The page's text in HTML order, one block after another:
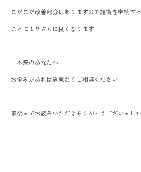
まだまだ改善部分はありますので施術を継続する
ことによりさらに良くなります
「本来のあなたへ」
お悩みがあれば遠慮なくご相談ください
最後までお読みいただきありがとうございました